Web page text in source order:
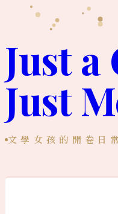
要
內
容
Just a
Just
文學女孩的開卷日常